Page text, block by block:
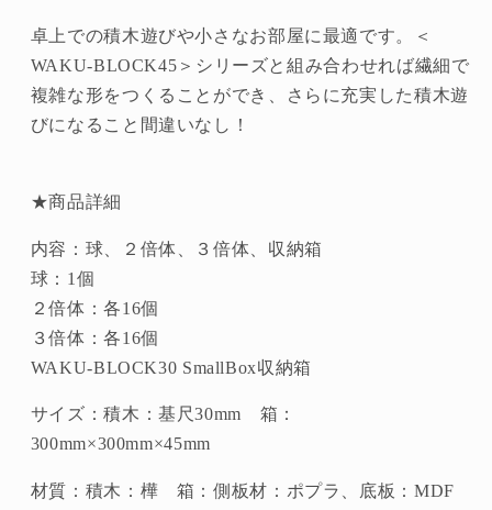
を
減
ら
す
を
増
や
す
卓上での積木遊びや小さなお部屋に最適です。＜
WAKU-BLOCK45＞シリーズと組み合わせれば繊細で
複雑な形をつくることができ、さらに充実した積木遊
びになること間違いなし！
★商品詳細
内容： 球、２倍体、３倍体、収納箱
球：1個
２倍体：各16個
３倍体：各16個
WAKU-BLOCK30 SmallBox収納箱
サイズ：積木：基尺30mm 箱：
300mm×300mm×45mm
材質：積木：樺 箱：側板材：ポプラ、底板：MDF